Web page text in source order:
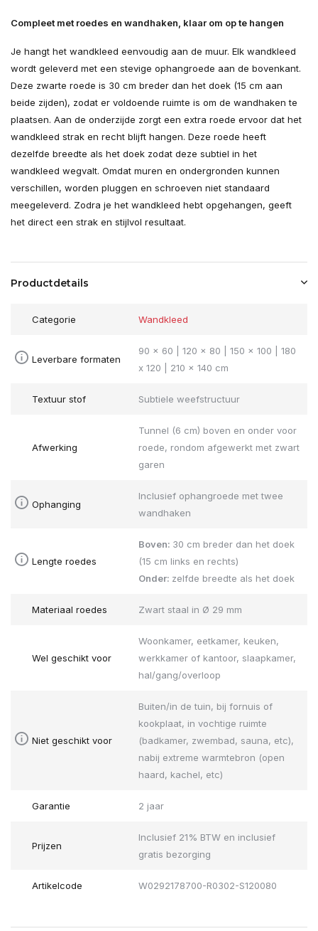
Compleet met roedes en wandhaken, klaar om op te hangen
Je hangt het wandkleed eenvoudig aan de muur. Elk wandkleed
wordt geleverd met een stevige ophangroede aan de bovenkant.
Deze zwarte roede is 30 cm breder dan het doek (15 cm aan
beide zijden), zodat er voldoende ruimte is om de wandhaken te
plaatsen. Aan de onderzijde zorgt een extra roede ervoor dat het
wandkleed strak en recht blijft hangen. Deze roede heeft
dezelfde breedte als het doek zodat deze subtiel in het
wandkleed wegvalt. Omdat muren en ondergronden kunnen
verschillen, worden pluggen en schroeven niet standaard
meegeleverd. Zodra je het wandkleed hebt opgehangen, geeft
het direct een strak en stijlvol resultaat.
Productdetails
Categorie Wandkleed
Leverbare formaten
90 x 60 | 120 x 80 | 150 x 100 | 180
x 120 | 210 x 140 cm
Textuur stof Subtiele weefstructuur
Afwerking
Tunnel (6 cm) boven en onder voor
roede, rondom afgewerkt met zwart
garen
Ophanging
Inclusief ophangroede met twee
wandhaken
Lengte roedes
Boven: 30 cm breder dan het doek
(15 cm links en rechts)
Onder: zelfde breedte als het doek
Materiaal roedes Zwart staal in Ø 29 mm
Wel geschikt voor
Woonkamer, eetkamer, keuken,
werkkamer of kantoor, slaapkamer,
hal/gang/overloop
Niet geschikt voor
Buiten/in de tuin, bij fornuis of
kookplaat, in vochtige ruimte
(badkamer, zwembad, sauna, etc),
nabij extreme warmtebron (open
haard, kachel, etc)
Garantie 2 jaar
Prijzen
Inclusief 21% BTW en inclusief
gratis bezorging
Artikelcode W0292178700-R0302-S120080